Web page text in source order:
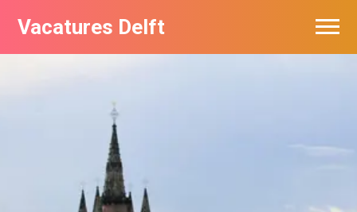
Vacatures Delft
Vacatures per bedrijf in Delft